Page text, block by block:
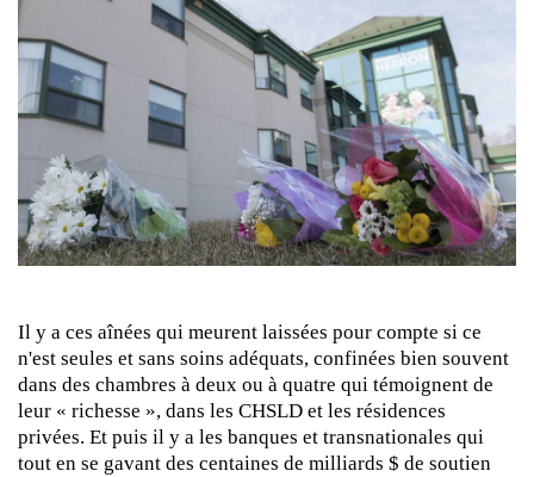
Il y a ces aînées qui meurent laissées pour compte si ce
n'est seules et sans soins adéquats, confinées bien souvent
dans des chambres à deux ou à quatre qui témoignent de
leur « richesse », dans les CHSLD et les résidences
privées. Et puis il y a les banques et transnationales qui
tout en se gavant des centaines de milliards $ de soutien